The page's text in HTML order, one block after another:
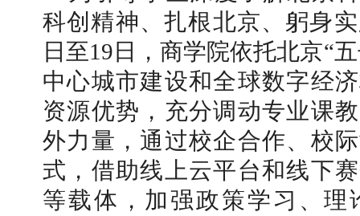
科创精神、扎根北京、躬身
日至19日，商学院依托北京“
中心城市建设和全球数字经
资源优势，充分调动专业课
外力量，通过校企合作、校
式，借助线上云平台和线下
等载体，加强政策学习、理